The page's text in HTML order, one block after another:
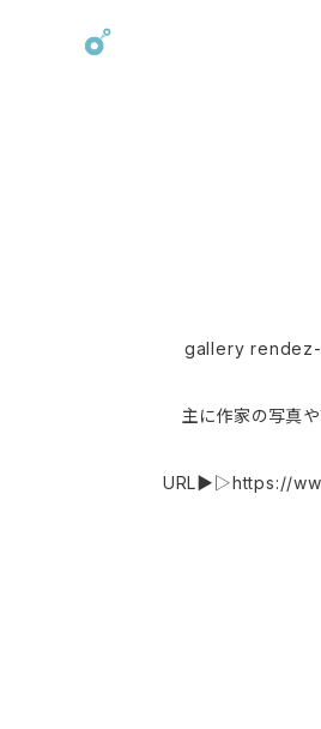
gallery rendez-
主に作家の写真や
URL▶︎▷https://